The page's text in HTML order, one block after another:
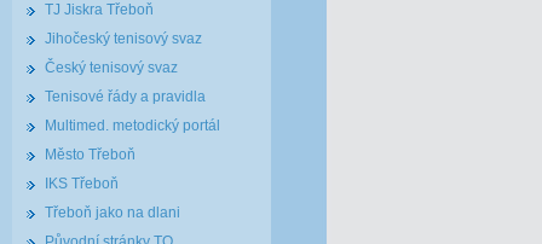
TJ Jiskra Třeboň
Jihočeský tenisový svaz
Český tenisový svaz
Tenisové řády a pravidla
Multimed. metodický portál
Město Třeboň
IKS Třeboň
Třeboň jako na dlani